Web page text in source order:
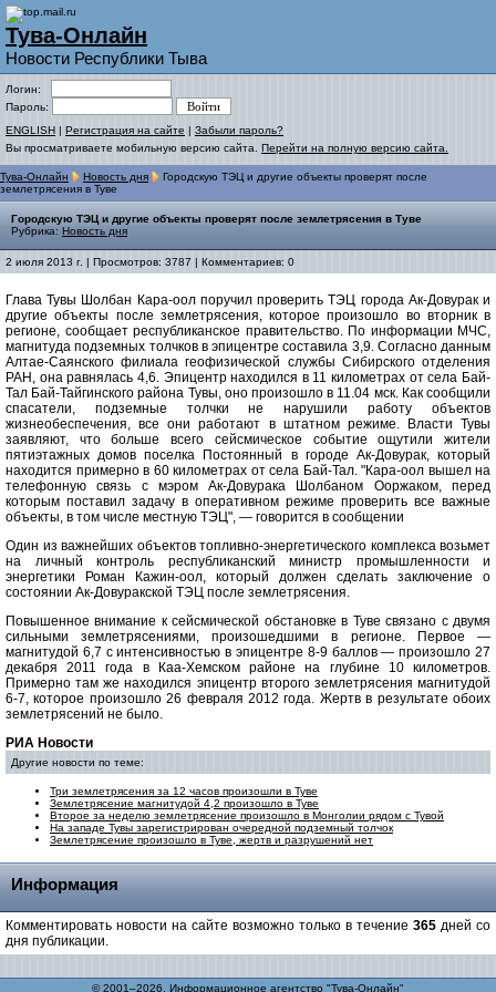
Тува-Онлайн
Новости Республики Тыва
Логин:
Пароль:
ENGLISH | Регистрация на сайте | Забыли пароль?
Вы просматриваете мобильную версию сайта. Перейти на полную версию сайта.
Тува-Онлайн Новость дня
Городскую ТЭЦ и другие объекты проверят после
землетрясения в Туве
Городскую ТЭЦ и другие объекты проверят после землетрясения в Туве
Рубрика: Новость дня
2 июля 2013 г. | Просмотров: 3787 | Комментариев: 0
Глава Тувы Шолбан Кара-оол поручил проверить ТЭЦ города Ак-Довурак и
другие объекты после землетрясения, которое произошло во вторник в
регионе, сообщает республиканское правительство. По информации МЧС,
магнитуда подземных толчков в эпицентре составила 3,9. Согласно данным
Алтае-Саянского филиала геофизической службы Сибирского отделения
РАН, она равнялась 4,6. Эпицентр находился в 11 километрах от села Бай-
Тал Бай-Тайгинского района Тувы, оно произошло в 11.04 мск. Как сообщили
спасатели, подземные толчки не нарушили работу объектов
жизнеобеспечения, все они работают в штатном режиме. Власти Тувы
заявляют, что больше всего сейсмическое событие ощутили жители
пятиэтажных домов поселка Постоянный в городе Ак-Довурак, который
находится примерно в 60 километрах от села Бай-Тал. "Кара-оол вышел на
телефонную связь с мэром Ак-Довурака Шолбаном Ооржаком, перед
которым поставил задачу в оперативном режиме проверить все важные
объекты, в том числе местную ТЭЦ", — говорится в сообщении
Один из важнейших объектов топливно-энергетического комплекса возьмет
на личный контроль республиканский министр промышленности и
энергетики Роман Кажин-оол, который должен сделать заключение о
состоянии Ак-Довуракской ТЭЦ после землетрясения.
Повышенное внимание к сейсмической обстановке в Туве связано с двумя
сильными землетрясениями, произошедшими в регионе. Первое —
магнитудой 6,7 с интенсивностью в эпицентре 8-9 баллов — произошло 27
декабря 2011 года в Каа-Хемском районе на глубине 10 километров.
Примерно там же находился эпицентр второго землетрясения магнитудой
6-7, которое произошло 26 февраля 2012 года. Жертв в результате обоих
землетрясений не было.
РИА Новости
Другие новости по теме:
Три землетрясения за 12 часов произошли в Туве
Землетрясение магнитудой 4,2 произошло в Туве
Второе за неделю землетрясение произошло в Монголии рядом с Тувой
На западе Тувы зарегистрирован очередной подземный толчок
Землетрясение произошло в Туве, жертв и разрушений нет
Информация
Комментировать новости на сайте возможно только в течение 365 дней со
дня публикации.
© 2001–2026, Информационное агентство "Тува-Онлайн"